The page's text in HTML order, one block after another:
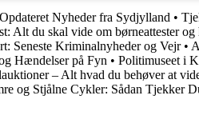
Nyheder fra Sydjylland •
Alt du skal vide om børneattester og
Seneste Kriminalnyheder og Vejr•
Hændelser på Fyn • Politimuseet i
– Alt hvad du behøver at
og Stjålne Cykler: Sådan Tjekker